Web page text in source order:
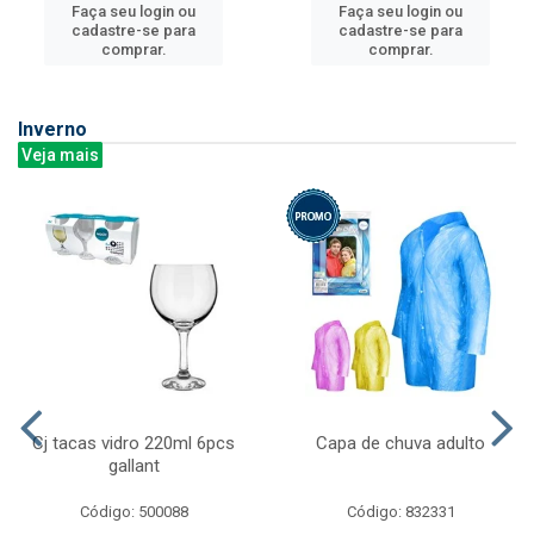
Faça seu login ou
cadastre-se para
comprar.
Faça seu login ou
cadastre-se para
comprar.
Inverno
Veja mais
Cj tacas vidro 220ml 6pcs
gallant
Código: 500088
Capa de chuva adulto
Código: 832331